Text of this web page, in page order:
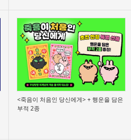
<죽음이 처음인 당신에게> + 행운을 담은
부적 2종